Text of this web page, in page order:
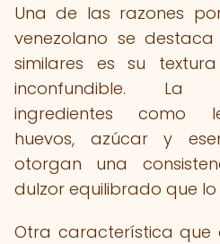
Una de las razones
venezolano se
similares es su
inconfundible. La
ingredientes como
huevos, azúcar y
otorgan una
dulzor equilibrado que lo
Otra característica que